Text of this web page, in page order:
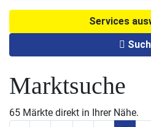
Services
Marktsuche
65 Märkte direkt in Ihrer Nähe.